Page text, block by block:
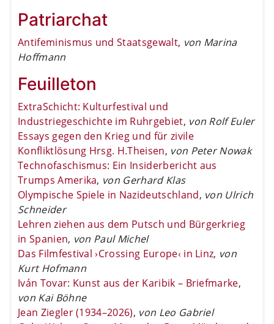
Patriarchat
Antifeminismus und Staatsgewalt, von Marina
Hoffmann
Feuilleton
ExtraSchicht: Kulturfestival und
Industriegeschichte im Ruhrgebiet, von Rolf Euler
Essays gegen den Krieg und für zivile
Konfliktlösung Hrsg. H.Theisen, von Peter Nowak
Technofaschismus: Ein Insiderbericht aus
Trumps Amerika, von Gerhard Klas
Olympische Spiele in Nazideutschland, von Ulrich
Schneider
Lehren ziehen aus dem Putsch und Bürgerkrieg
in Spanien, von Paul Michel
Das Filmfestival ›Crossing Europe‹ in Linz, von
Kurt Hofmann
Iván Tovar: Kunst aus der Karibik – Briefmarke,
von Kai Böhne
Jean Ziegler (1934–2026), von Leo Gabriel